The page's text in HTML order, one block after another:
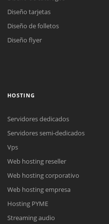
online
online.
Online
de línea. Complete el formulario
Diseño tarjetas
Diseño de folletos
Diseño flyer
HOSTING
Servidores dedicados
Servidores semi-dedicados
Vps
Web hosting reseller
Web hosting corporativo
Web hosting empresa
Hosting PYME
Streaming audio